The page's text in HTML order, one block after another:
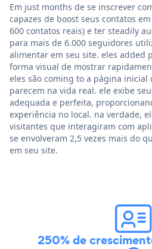
Em just months de se inscrever
capazes de boost seus contatos
600 contatos reais) e ter steadily
para mais de 6.000 seguidores
alimentar em seu site. eles added
forma visual de mostrar
eles são coming to a página inicial
parecem na vida real. ele exibe
adequada e perfeita,
experiência no local. na verdade,
visitantes que interagiram com
se envolveram 2,5 vezes mais do
em seu site.
250% de